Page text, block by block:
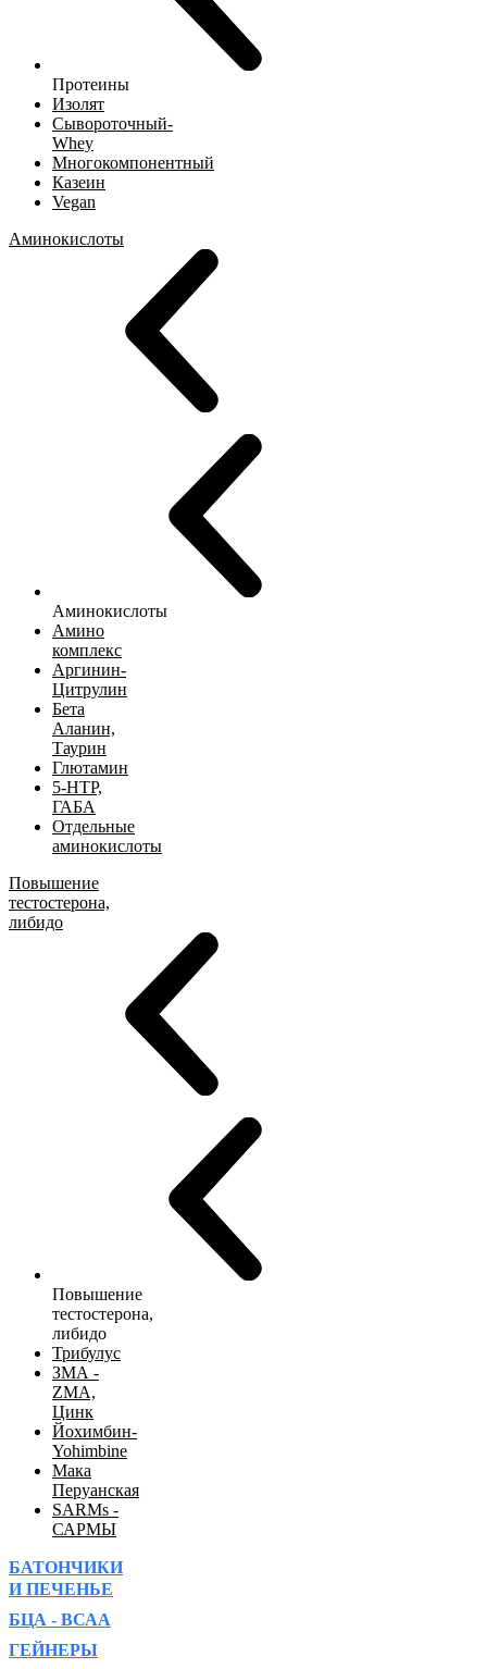
Протеины
Изолят
Сывороточный-
Whey
Многокомпонентный
Казеин
Vegan
Аминокислоты
Аминокислоты
Амино
комплекс
Аргинин-
Цитрулин
Бета
Аланин,
Таурин
Глютамин
5-HTP,
ГАБА
Отдельные
аминокислоты
Повышение
тестостерона,
либидо
Повышение
тестостерона,
либидо
Трибулус
ЗМА -
ZMA,
Цинк
Йохимбин-
Yohimbine
Мака
Перуанская
SARMs -
САРМЫ
БАТОНЧИКИ
И ПЕЧЕНЬЕ
БЦА - ВСАА
ГЕЙНЕРЫ